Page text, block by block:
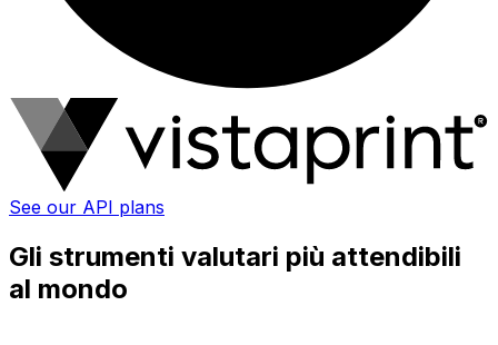
See our API plans
Gli strumenti valutari più attendibili
al mondo